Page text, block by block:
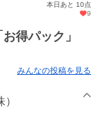
本日あと 10点
9
得パック」
みんなの投稿を見る